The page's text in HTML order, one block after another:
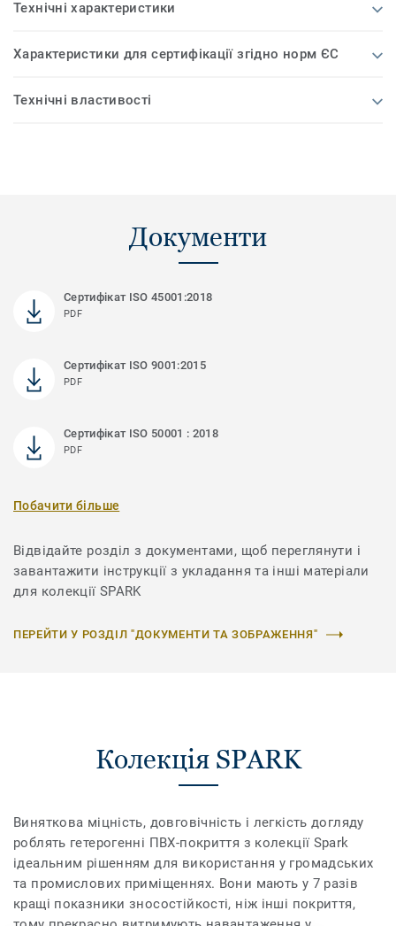
Технічні характеристики
Характеристики для сертифікації згідно норм ЄС
Технічні властивості
Документи
Сертифікат ISO 45001:2018
PDF
Сертифікат ISO 9001:2015
PDF
Сертифікат ISO 50001 : 2018
PDF
Побачити більше
Відвідайте розділ з документами, щоб переглянути і
завантажити інструкції з укладання та інші матеріали
для колекції SPARK
ПЕРЕЙТИ У РОЗДІЛ "ДОКУМЕНТИ ТА ЗОБРАЖЕННЯ"
Колекція SPARK
Виняткова міцність, довговічність і легкість догляду
роблять гетерогенні ПВХ-покриття з колекції Spark
ідеальним рішенням для використання у громадських
та промислових приміщеннях. Вони мають у 7 разів
кращі показники зносостійкості, ніж інші покриття,